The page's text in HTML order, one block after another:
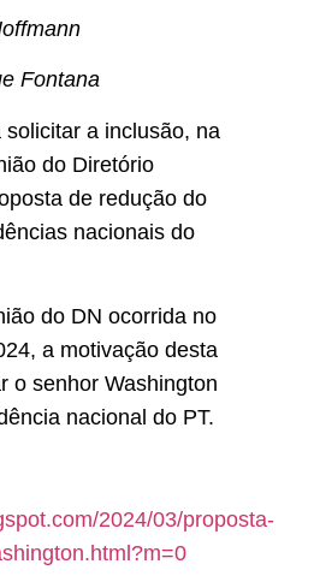
Fontana
a inclusão, na
do Diretório
de redução do
nacionais do
do DN ocorrida no
a motivação desta
o senhor Washington
nacional do PT.
2024/03/proposta-